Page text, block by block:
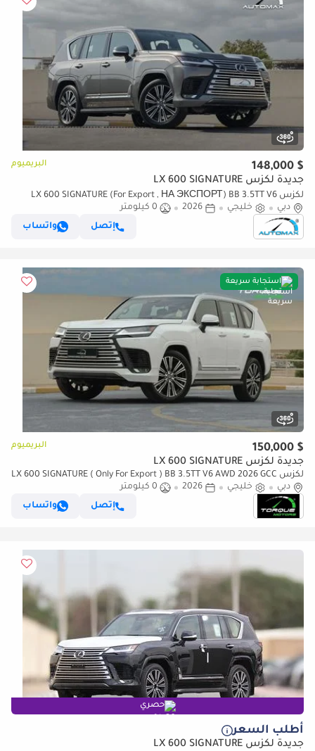
$ 148,000 البريميوم
جديدة لكزس LX 600 SIGNATURE
لكزس LX 600 SIGNATURE (For Export , НА ЭКСПОРТ) BB 3.5TT V6
AWD GCC 2026 Без пробега
دبي خليجي 2026
0 كيلومتر
إتصل
واتساب
استجابة سريعة
$ 150,000 البريميوم
جديدة لكزس LX 600 SIGNATURE
لكزس LX 600 SIGNATURE ( Only For Export ) BB 3.5TT V6 AWD 2026 GCC
BRAND NEW
دبي خليجي 2026
0 كيلومتر
إتصل
واتساب
حصري
أطلب السعر
جديدة لكزس LX 600 SIGNATURE